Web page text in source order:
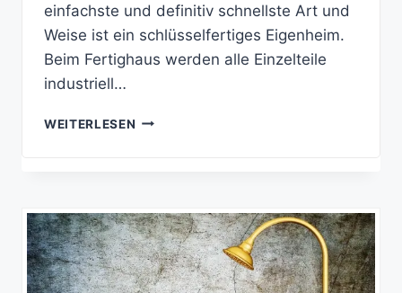
einfachste und definitiv schnellste Art und
Weise ist ein schlüsselfertiges Eigenheim.
Beim Fertighaus werden alle Einzelteile
industriell…
WEITERLESEN WIE